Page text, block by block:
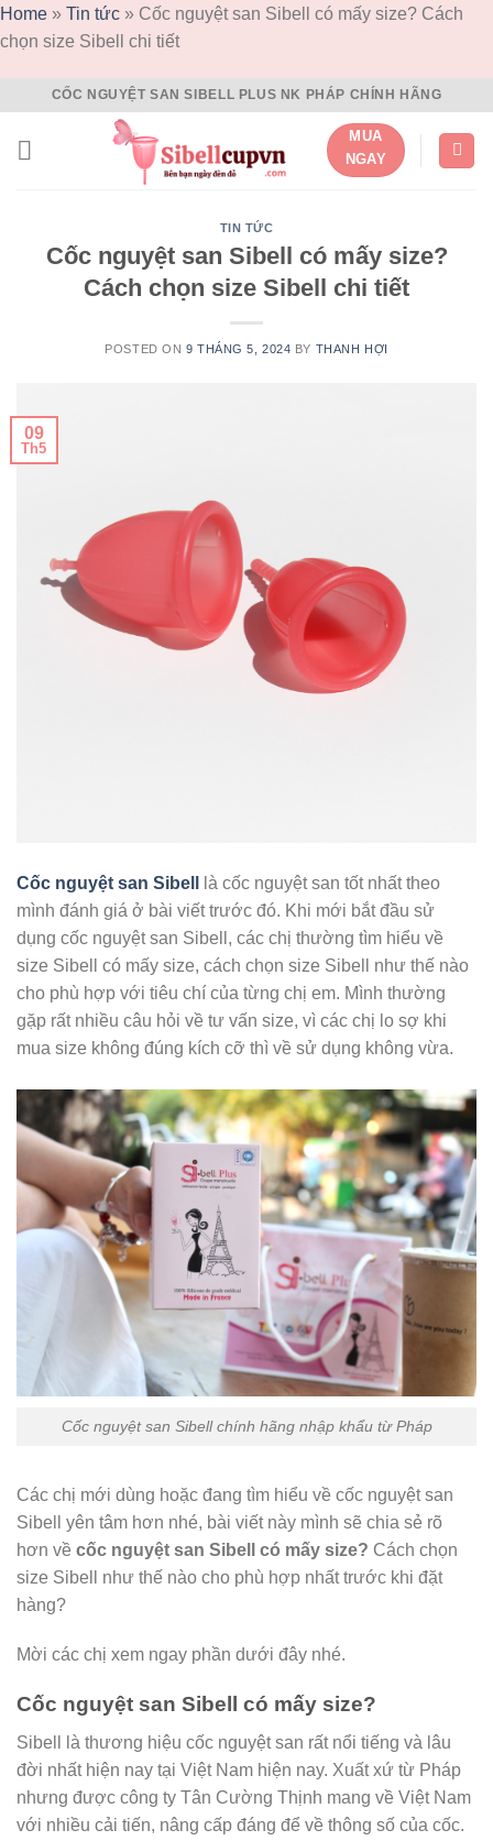
Home » Tin tức » Cốc nguyệt san Sibell có mấy size? Cách
chọn size Sibell chi tiết
to
content
CỐC NGUYỆT SAN SIBELL PLUS NK PHÁP CHÍNH HÃNG
MUA
NGAY
TIN TỨC
Cốc nguyệt san Sibell có mấy size?
Cách chọn size Sibell chi tiết
POSTED ON 9 THÁNG 5, 2024 BY THANH HỢI
09
Th5
Cốc nguyệt san Sibell
là cốc nguyệt san tốt nhất theo
mình đánh giá ở bài viết trước đó. Khi mới bắt đầu sử
dụng cốc nguyệt san Sibell, các chị thường tìm hiểu về
size Sibell có mấy size, cách chọn size Sibell như thế nào
cho phù hợp với tiêu chí của từng chị em. Mình thường
gặp rất nhiều câu hỏi về tư vấn size, vì các chị lo sợ khi
mua size không đúng kích cỡ thì về sử dụng không vừa.
Cốc nguyệt san Sibell chính hãng nhập khẩu từ Pháp
Các chị mới dùng hoặc đang tìm hiểu về cốc nguyệt san
Sibell yên tâm hơn nhé, bài viết này mình sẽ chia sẻ rõ
hơn về cốc nguyệt san Sibell có mấy size? Cách chọn
size Sibell như thế nào cho phù hợp nhất trước khi đặt
hàng?
Mời các chị xem ngay phần dưới đây nhé.
Cốc nguyệt san Sibell có mấy size?
Sibell là thương hiệu cốc nguyệt san rất nổi tiếng và lâu
đời nhất hiện nay tại Việt Nam hiện nay. Xuất xứ từ Pháp
nhưng được công ty Tân Cường Thịnh mang về Việt Nam
với nhiều cải tiến, nâng cấp đáng để về thông số của cốc.